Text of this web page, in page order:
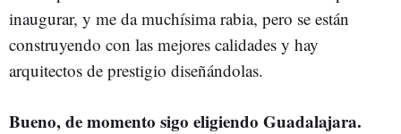
inaugurar, y me da muchísima rabia, pero se están
construyendo con las mejores calidades y hay
arquitectos de prestigio diseñándolas.
Bueno, de momento sigo eligiendo Guadalajara.